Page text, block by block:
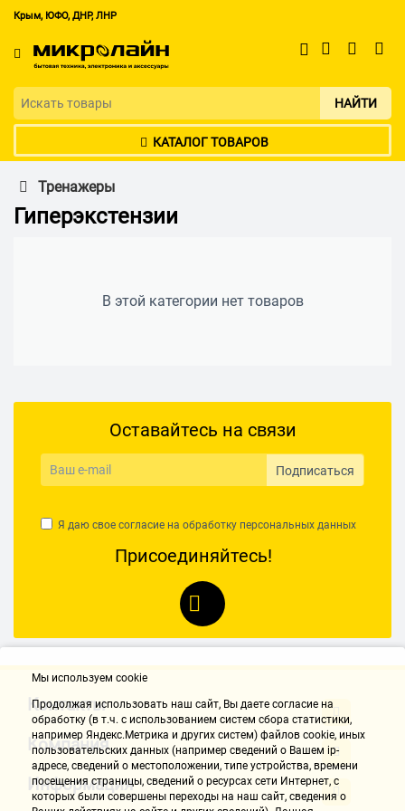
Крым, ЮФО, ДНР, ЛНР
НАЙТИ
КАТАЛОГ ТОВАРОВ
Тренажеры
Гиперэкстензии
В этой категории нет товаров
Оставайтесь на связи
Подписаться
Я даю свое согласие на обработку персональных данных
Присоединяйтесь!
Контакты
Компания
Информация
Мы используем cookie
Продолжая использовать наш cайт, Вы даете согласие на
обработку (в т.ч. с использованием систем сбора статистики,
например Яндекс.Метрика и других систем) файлов cookie, иных
пользовательских данных (например сведений о Вашем ip-
адресе, сведений о местоположении, типе устройства, времени
посещения страницы, сведений о ресурсах сети Интернет, с
которых были совершены переходы на наш сайт, сведения о